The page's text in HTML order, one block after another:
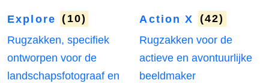
Explore
(10)
Rugzakken, specifiek
ontworpen voor de
landschapsfotograaf en
Action X
(42)
Rugzakken voor de
actieve en avontuurlijke
beeldmaker